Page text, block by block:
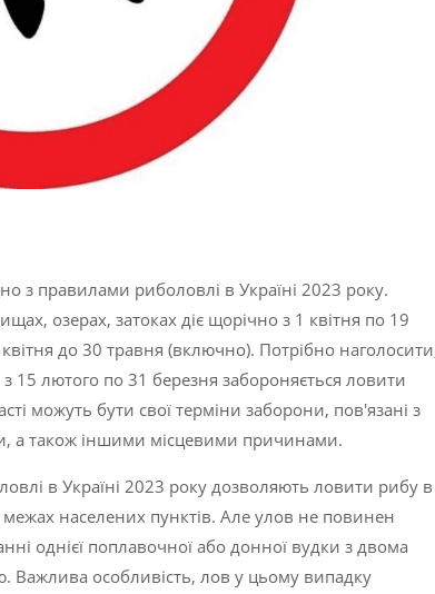
з правилами риболовлі в Україні 2023 року.
озерах, затоках діє щорічно з 1 квітня по 19
до 30 травня (включно). Потрібно
15 лютого по 31 березня забороняється ловити
можуть бути свої терміни заборони, пов'язані з
а також іншими місцевими причинами.
в Україні 2023 року дозволяють ловити рибу в
населених пунктів. Але улов не повинен
однієї поплавочної або донної вудки з двома
Важлива особливість, лов у цьому випадку